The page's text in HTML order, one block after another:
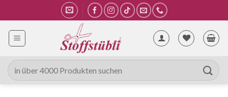
Inhalt
springen
Suche
nach: